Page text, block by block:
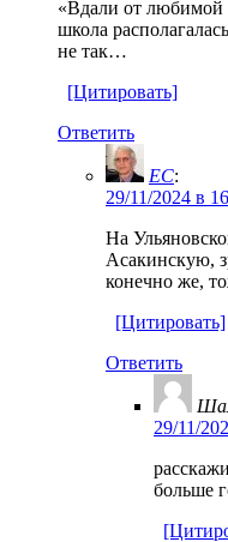
«Вдали от
школа
не так…
[Цитировать]
Ответить
EC:
29/11/2024 в
На
Асакинскую,
конечно же,
[Цитировать]
Ответить
29/11/
больше